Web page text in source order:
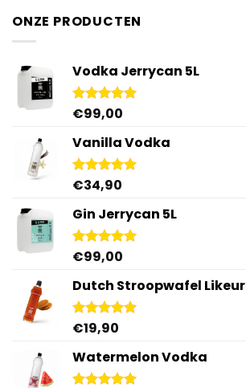
ONZE PRODUCTEN
Vodka Jerrycan 5L
Gewaardeerd
uit 5
€99,00
Vanilla Vodka
Gewaardeerd
uit 5
€34,90
Gin Jerrycan 5L
Gewaardeerd
uit 5
€99,00
Dutch Stroopwafel Likeur
Gewaardeerd
uit 5
€19,90
Watermelon Vodka